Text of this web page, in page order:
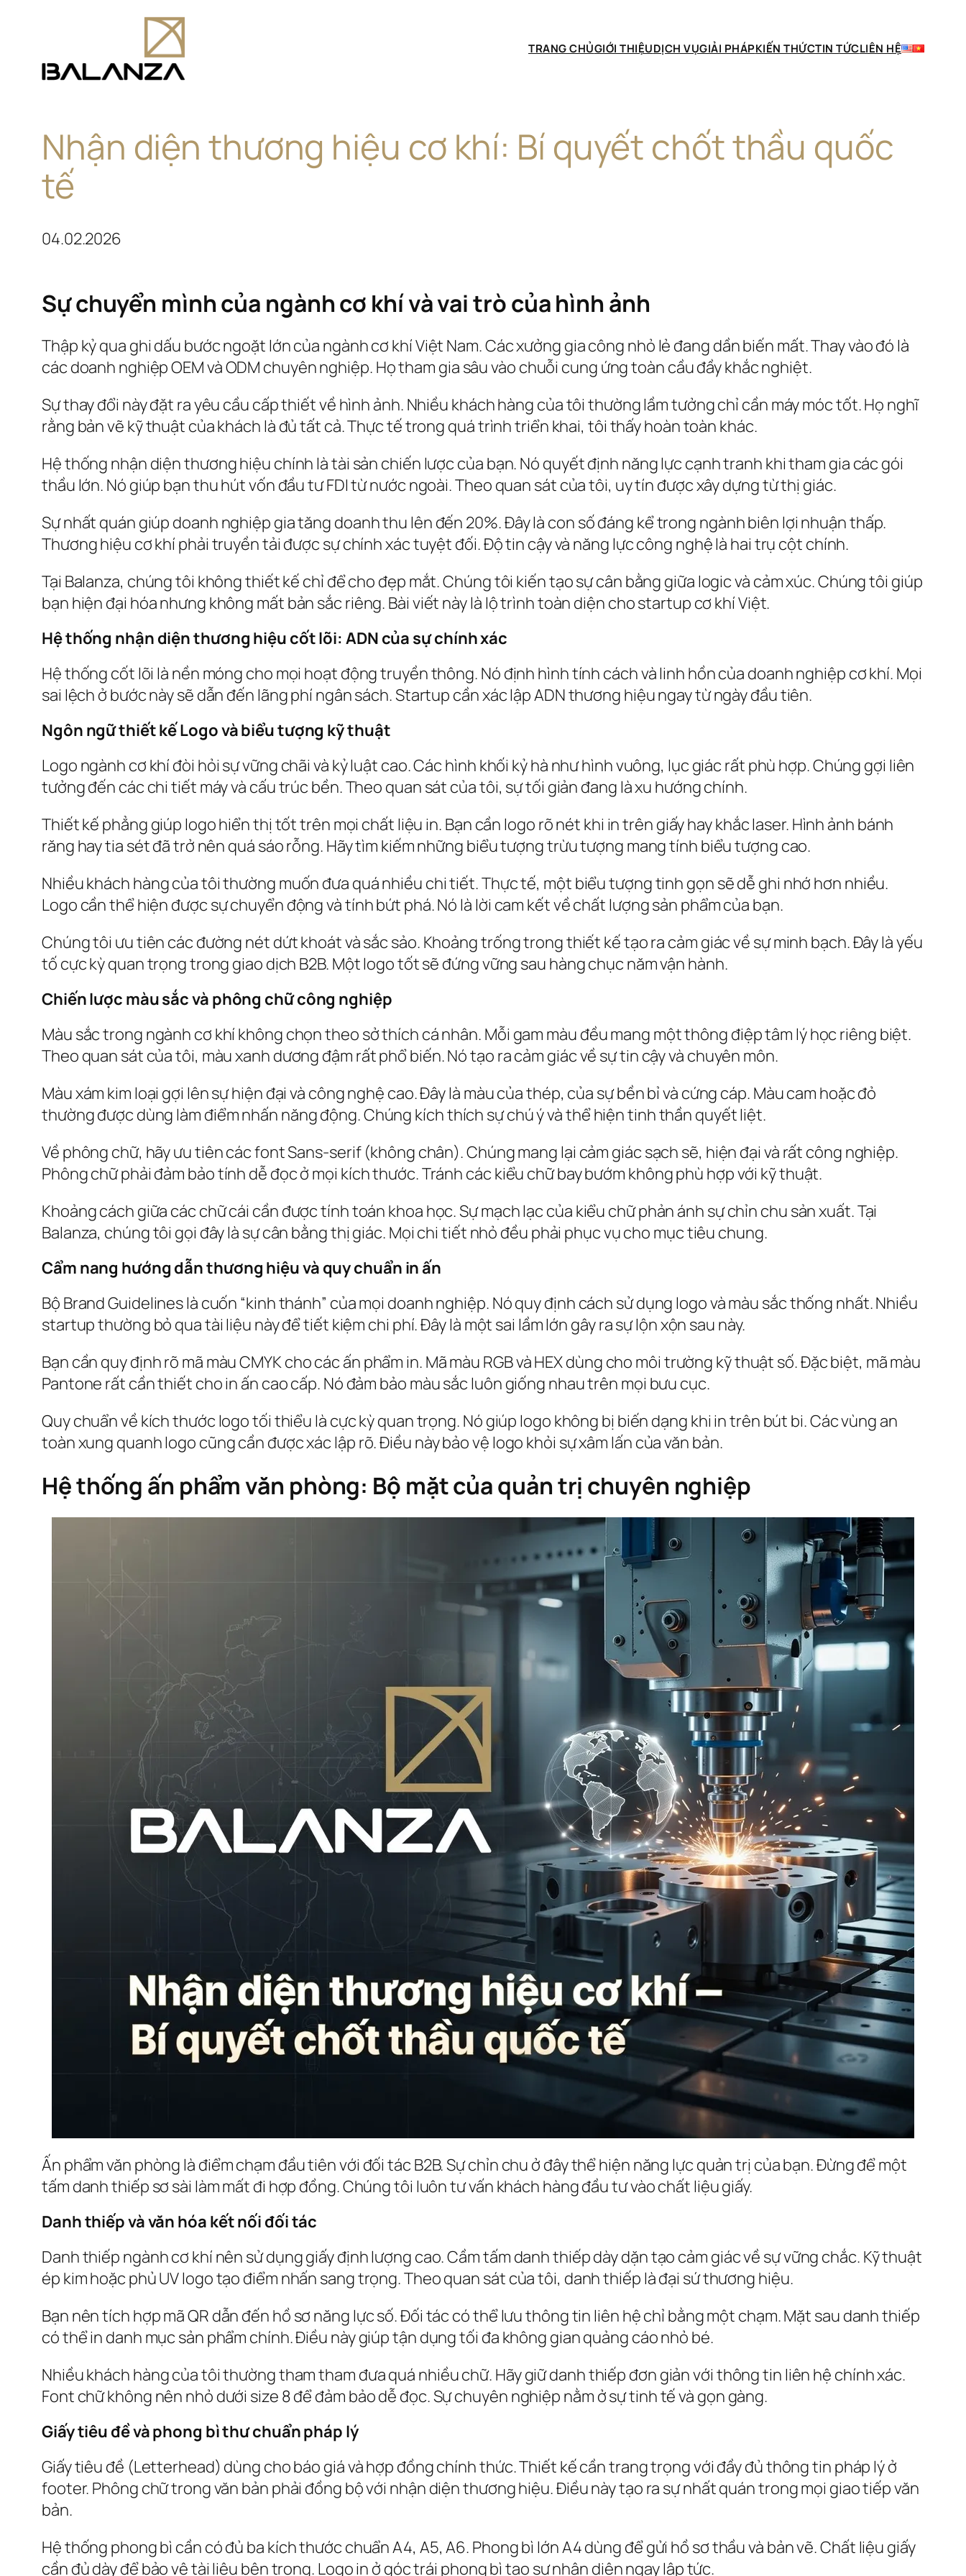
TRANG CHỦGIỚI THIỆUDỊCH VỤGIẢI PHÁPKIẾN THỨCTIN TỨCLIÊN HỆ
Nhận diện thương hiệu cơ khí: Bí quyết chốt thầu quốc
tế
04.02.2026
Sự chuyển mình của ngành cơ khí và vai trò của hình ảnh
Thập kỷ qua ghi dấu bước ngoặt lớn của ngành cơ khí Việt Nam. Các xưởng gia công nhỏ lẻ đang dần biến mất. Thay vào đó là
các doanh nghiệp OEM và ODM chuyên nghiệp. Họ tham gia sâu vào chuỗi cung ứng toàn cầu đầy khắc nghiệt.
Sự thay đổi này đặt ra yêu cầu cấp thiết về hình ảnh. Nhiều khách hàng của tôi thường lầm tưởng chỉ cần máy móc tốt. Họ nghĩ
rằng bản vẽ kỹ thuật của khách là đủ tất cả. Thực tế trong quá trình triển khai, tôi thấy hoàn toàn khác.
Hệ thống nhận diện thương hiệu chính là tài sản chiến lược của bạn. Nó quyết định năng lực cạnh tranh khi tham gia các gói
thầu lớn. Nó giúp bạn thu hút vốn đầu tư FDI từ nước ngoài. Theo quan sát của tôi, uy tín được xây dựng từ thị giác.
Sự nhất quán giúp doanh nghiệp gia tăng doanh thu lên đến 20%. Đây là con số đáng kể trong ngành biên lợi nhuận thấp.
Thương hiệu cơ khí phải truyền tải được sự chính xác tuyệt đối. Độ tin cậy và năng lực công nghệ là hai trụ cột chính.
Tại Balanza, chúng tôi không thiết kế chỉ để cho đẹp mắt. Chúng tôi kiến tạo sự cân bằng giữa logic và cảm xúc. Chúng tôi giúp
bạn hiện đại hóa nhưng không mất bản sắc riêng. Bài viết này là lộ trình toàn diện cho startup cơ khí Việt.
Hệ thống nhận diện thương hiệu cốt lõi: ADN của sự chính xác
Hệ thống cốt lõi là nền móng cho mọi hoạt động truyền thông. Nó định hình tính cách và linh hồn của doanh nghiệp cơ khí. Mọi
sai lệch ở bước này sẽ dẫn đến lãng phí ngân sách. Startup cần xác lập ADN thương hiệu ngay từ ngày đầu tiên.
Ngôn ngữ thiết kế Logo và biểu tượng kỹ thuật
Logo ngành cơ khí đòi hỏi sự vững chãi và kỷ luật cao. Các hình khối kỷ hà như hình vuông, lục giác rất phù hợp. Chúng gợi liên
tưởng đến các chi tiết máy và cấu trúc bền. Theo quan sát của tôi, sự tối giản đang là xu hướng chính.
Thiết kế phẳng giúp logo hiển thị tốt trên mọi chất liệu in. Bạn cần logo rõ nét khi in trên giấy hay khắc laser. Hình ảnh bánh
răng hay tia sét đã trở nên quá sáo rỗng. Hãy tìm kiếm những biểu tượng trừu tượng mang tính biểu tượng cao.
Nhiều khách hàng của tôi thường muốn đưa quá nhiều chi tiết. Thực tế, một biểu tượng tinh gọn sẽ dễ ghi nhớ hơn nhiều.
Logo cần thể hiện được sự chuyển động và tính bứt phá. Nó là lời cam kết về chất lượng sản phẩm của bạn.
Chúng tôi ưu tiên các đường nét dứt khoát và sắc sảo. Khoảng trống trong thiết kế tạo ra cảm giác về sự minh bạch. Đây là yếu
tố cực kỳ quan trọng trong giao dịch B2B. Một logo tốt sẽ đứng vững sau hàng chục năm vận hành.
Chiến lược màu sắc và phông chữ công nghiệp
Màu sắc trong ngành cơ khí không chọn theo sở thích cá nhân. Mỗi gam màu đều mang một thông điệp tâm lý học riêng biệt.
Theo quan sát của tôi, màu xanh dương đậm rất phổ biến. Nó tạo ra cảm giác về sự tin cậy và chuyên môn.
Màu xám kim loại gợi lên sự hiện đại và công nghệ cao. Đây là màu của thép, của sự bền bỉ và cứng cáp. Màu cam hoặc đỏ
thường được dùng làm điểm nhấn năng động. Chúng kích thích sự chú ý và thể hiện tinh thần quyết liệt.
Về phông chữ, hãy ưu tiên các font Sans-serif (không chân). Chúng mang lại cảm giác sạch sẽ, hiện đại và rất công nghiệp.
Phông chữ phải đảm bảo tính dễ đọc ở mọi kích thước. Tránh các kiểu chữ bay bướm không phù hợp với kỹ thuật.
Khoảng cách giữa các chữ cái cần được tính toán khoa học. Sự mạch lạc của kiểu chữ phản ánh sự chỉn chu sản xuất. Tại
Balanza, chúng tôi gọi đây là sự cân bằng thị giác. Mọi chi tiết nhỏ đều phải phục vụ cho mục tiêu chung.
Cẩm nang hướng dẫn thương hiệu và quy chuẩn in ấn
Bộ Brand Guidelines là cuốn “kinh thánh” của mọi doanh nghiệp. Nó quy định cách sử dụng logo và màu sắc thống nhất. Nhiều
startup thường bỏ qua tài liệu này để tiết kiệm chi phí. Đây là một sai lầm lớn gây ra sự lộn xộn sau này.
Bạn cần quy định rõ mã màu CMYK cho các ấn phẩm in. Mã màu RGB và HEX dùng cho môi trường kỹ thuật số. Đặc biệt, mã màu
Pantone rất cần thiết cho in ấn cao cấp. Nó đảm bảo màu sắc luôn giống nhau trên mọi bưu cục.
Quy chuẩn về kích thước logo tối thiểu là cực kỳ quan trọng. Nó giúp logo không bị biến dạng khi in trên bút bi. Các vùng an
toàn xung quanh logo cũng cần được xác lập rõ. Điều này bảo vệ logo khỏi sự xâm lấn của văn bản.
Hệ thống ấn phẩm văn phòng: Bộ mặt của quản trị chuyên nghiệp
Ấn phẩm văn phòng là điểm chạm đầu tiên với đối tác B2B. Sự chỉn chu ở đây thể hiện năng lực quản trị của bạn. Đừng để một
tấm danh thiếp sơ sài làm mất đi hợp đồng. Chúng tôi luôn tư vấn khách hàng đầu tư vào chất liệu giấy.
Danh thiếp và văn hóa kết nối đối tác
Danh thiếp ngành cơ khí nên sử dụng giấy định lượng cao. Cầm tấm danh thiếp dày dặn tạo cảm giác về sự vững chắc. Kỹ thuật
ép kim hoặc phủ UV logo tạo điểm nhấn sang trọng. Theo quan sát của tôi, danh thiếp là đại sứ thương hiệu.
Bạn nên tích hợp mã QR dẫn đến hồ sơ năng lực số. Đối tác có thể lưu thông tin liên hệ chỉ bằng một chạm. Mặt sau danh thiếp
có thể in danh mục sản phẩm chính. Điều này giúp tận dụng tối đa không gian quảng cáo nhỏ bé.
Nhiều khách hàng của tôi thường tham tham đưa quá nhiều chữ. Hãy giữ danh thiếp đơn giản với thông tin liên hệ chính xác.
Font chữ không nên nhỏ dưới size 8 để đảm bảo dễ đọc. Sự chuyên nghiệp nằm ở sự tinh tế và gọn gàng.
Giấy tiêu đề và phong bì thư chuẩn pháp lý
Giấy tiêu đề (Letterhead) dùng cho báo giá và hợp đồng chính thức. Thiết kế cần trang trọng với đầy đủ thông tin pháp lý ở
footer. Phông chữ trong văn bản phải đồng bộ với nhận diện thương hiệu. Điều này tạo ra sự nhất quán trong mọi giao tiếp văn
bản.
Hệ thống phong bì cần có đủ ba kích thước chuẩn A4, A5, A6. Phong bì lớn A4 dùng để gửi hồ sơ thầu và bản vẽ. Chất liệu giấy
cần đủ dày để bảo vệ tài liệu bên trong. Logo in ở góc trái phong bì tạo sự nhận diện ngay lập tức.